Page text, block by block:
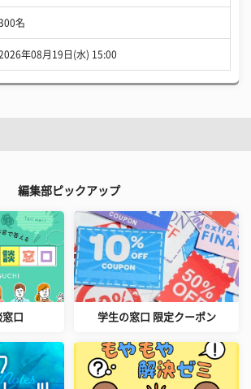
名
年08月19日(水) 15:00
編集部ピックアップ
口 学生の窓口 限定クーポン